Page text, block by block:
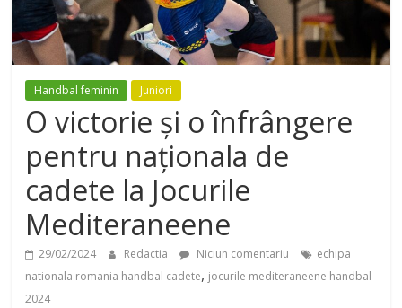
Handbal feminin Juniori
O victorie și o înfrângere
pentru naționala de
cadete la Jocurile
Mediteraneene
29/02/2024 Redactia Niciun comentariu
echipa
nationala romania handbal cadete, jocurile mediteraneene handbal
2024